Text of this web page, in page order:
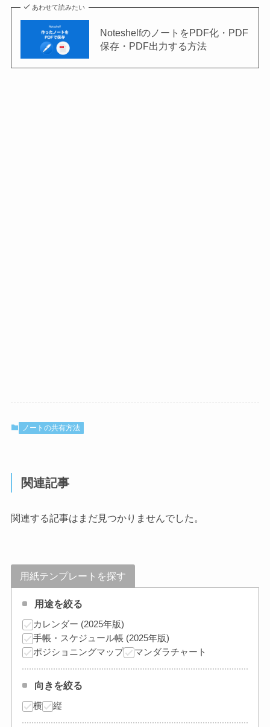
あわせて読みたい
NoteshelfのノートをPDF化・PDF
保存・PDF出力する方法
ノートの共有方法
関連記事
関連する記事はまだ見つかりませんでした。
用紙テンプレートを探す
用途を絞る
カレンダー (2025年版)
手帳・スケジュール帳 (2025年版)
ポジショニングマップ
マンダラチャート
向きを絞る
横 縦